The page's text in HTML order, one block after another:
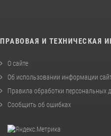
ПРАВОВАЯ И ТЕХНИЧЕСКАЯ
О сайте
Об использовании информации
Правила обработки персональных
Сообщить об ошибках